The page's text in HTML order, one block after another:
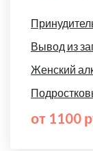
Вывод из
Женский
от 1100